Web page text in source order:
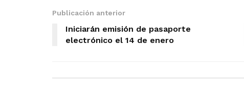
Publicación anterior
Iniciarán emisión de pasaporte
electrónico el 14 de enero